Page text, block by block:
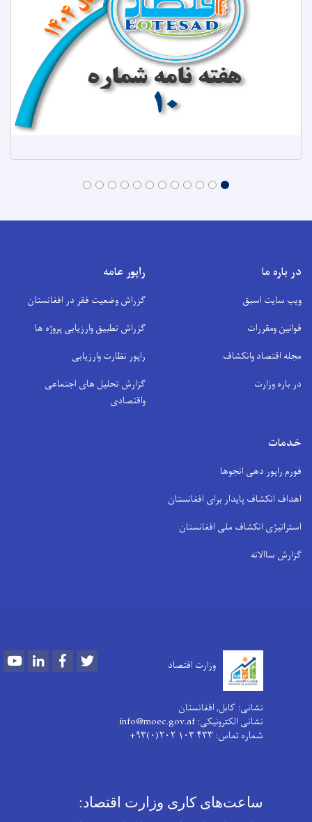
در باره ما
ویب سایت اسبق
قوانین ومقررات
مجله اقتصاد وانکشاف
در باره وزارت
راپور عامه
گزراش وضعیت فقر در افغانستان
گزراش تطبیق وارزیابی پروژه ها
راپور نظارت وارزیابی
گزارش تحلیل های اجتماعی
واقتصادی
خدمات
فورم راپور دهی انجوها
اهداف انکشاف پایدار برای افغانستان
استراتیژی انکشاف ملی افغانستان
گزارش ساالانه
وزارت اقتصاد YoutubeLinkedInFacebook
نشانی: کابل, افغانستان
نشانی الکترونیکی: info@moec.gov.af
شماره تماس: ۴۳۳ ۱۰۳ ۲۰۲(۰)۹۳+
ساعت‌های کاری وزارت اقتصاد: